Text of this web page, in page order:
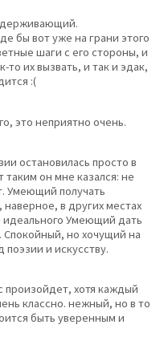
бы вот уже на грани этого
шаги с его стороны, и
то их вызвать, и так и эдак,
:(
это неприятно очень.
остановилась просто в
он мне казался: не
Умеющий получать
в других местах
идеального Умеющий дать
Спокойный, но хочущий на
и искусству.
произойдет, хотя каждый
классно. нежный, но в то
быть уверенным и